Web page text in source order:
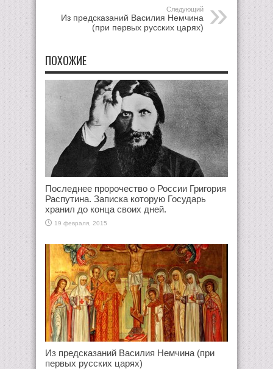
Следующий
Из предсказаний Василия Немчина
(при первых русских царях)
ПОХОЖИЕ
Последнее пророчество о России Григория
Распутина. Записка которую Государь
хранил до конца своих дней.
19 февраля, 2015
Из предсказаний Василия Немчина (при
первых русских царях)